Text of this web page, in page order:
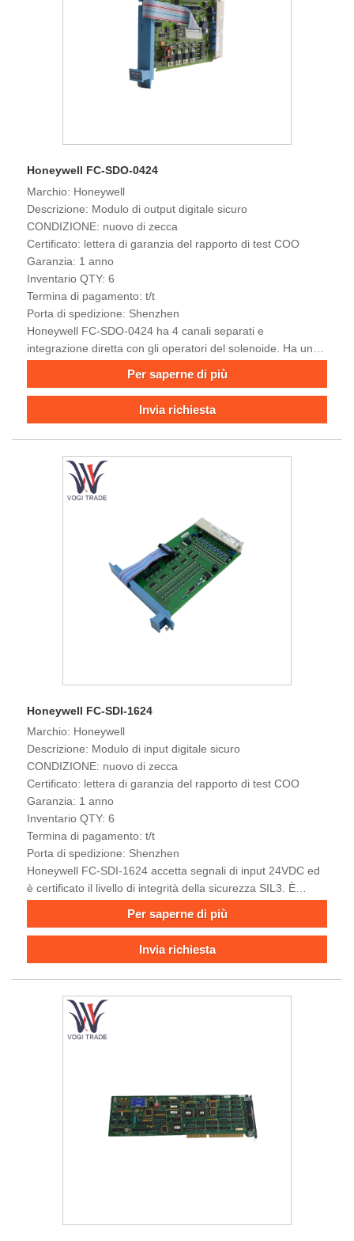
Honeywell FC-SDO-0424
Marchio: Honeywell
Descrizione: Modulo di output digitale sicuro
CONDIZIONE: nuovo di zecca
Certificato: lettera di garanzia del rapporto di test COO
Garanzia: 1 anno
Inventario QTY: 6
Termina di pagamento: t/t
Porta di spedizione: Shenzhen
Honeywell FC-SDO-0424 ha 4 canali separati e
integrazione diretta con gli operatori del solenoide. Ha un
integrati in modo che l'output rimanga sicuro di guasto,
processo, i sistemi di arresto di emergenza e altre
Per saperne di più
Invia richiesta
Honeywell FC-SDI-1624
Marchio: Honeywell
Descrizione: Modulo di input digitale sicuro
CONDIZIONE: nuovo di zecca
Certificato: lettera di garanzia del rapporto di test COO
Garanzia: 1 anno
Inventario QTY: 6
Termina di pagamento: t/t
Porta di spedizione: Shenzhen
Honeywell FC-SDI-1624 accetta segnali di input 24VDC ed
è certificato il livello di integrità della sicurezza SIL3. È
dotato di architettura ridondante e un design di insuccesso
per mantenerla in uno stato sicuro durante l'evento di
richiedono un livello di affidabilità ultra-alto. Progettato con
integrarsi nelle piattaforme Experonon PKS o Safety
Manager di Honeywell e supporta le funzionalità di SWAP a
caldo che rendono possibili la manutenzione e l'espansione
Per saperne di più
Invia richiesta